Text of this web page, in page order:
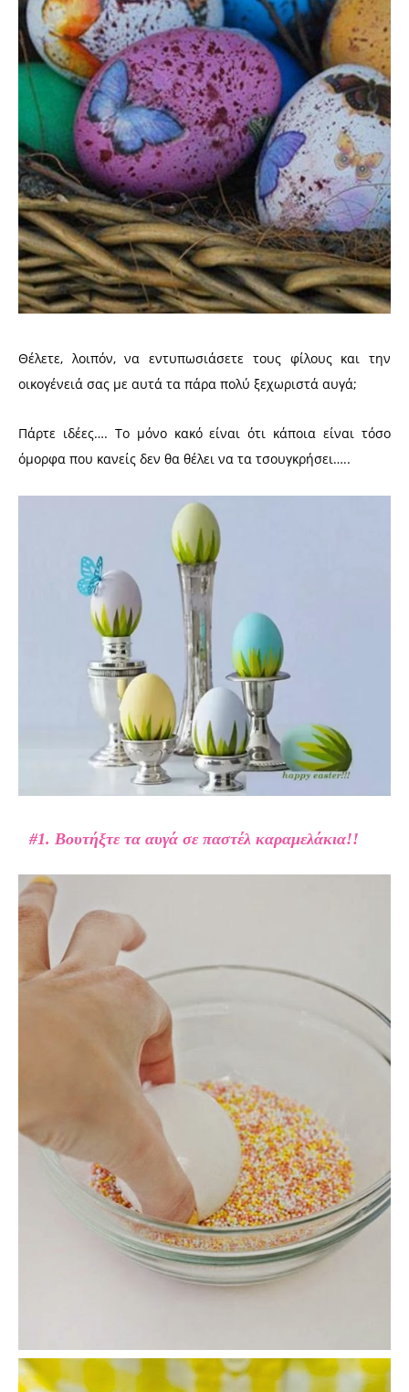
Θέλετε, λοιπόν, να εντυπωσιάσετε τους φίλους και την
οικογένειά σας με αυτά τα πάρα πολύ ξεχωριστά αυγά;
Πάρτε ιδέες…. Το μόνο κακό είναι ότι κάποια είναι τόσο
όμορφα που κανείς δεν θα θέλει να τα τσουγκρήσει…..
#1. Βουτήξτε τα αυγά σε παστέλ καραμελάκια!!